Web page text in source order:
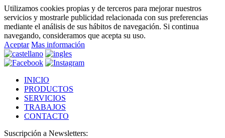
Utilizamos cookies propias y de terceros para mejorar nuestros
servicios y mostrarle publicidad relacionada con sus preferencias
mediante el análisis de sus hábitos de navegación. Si continua
navegando, consideramos que acepta su uso.
Aceptar Mas información
INICIO
PRODUCTOS
SERVICIOS
TRABAJOS
CONTACTO
Suscripción a Newsletters: